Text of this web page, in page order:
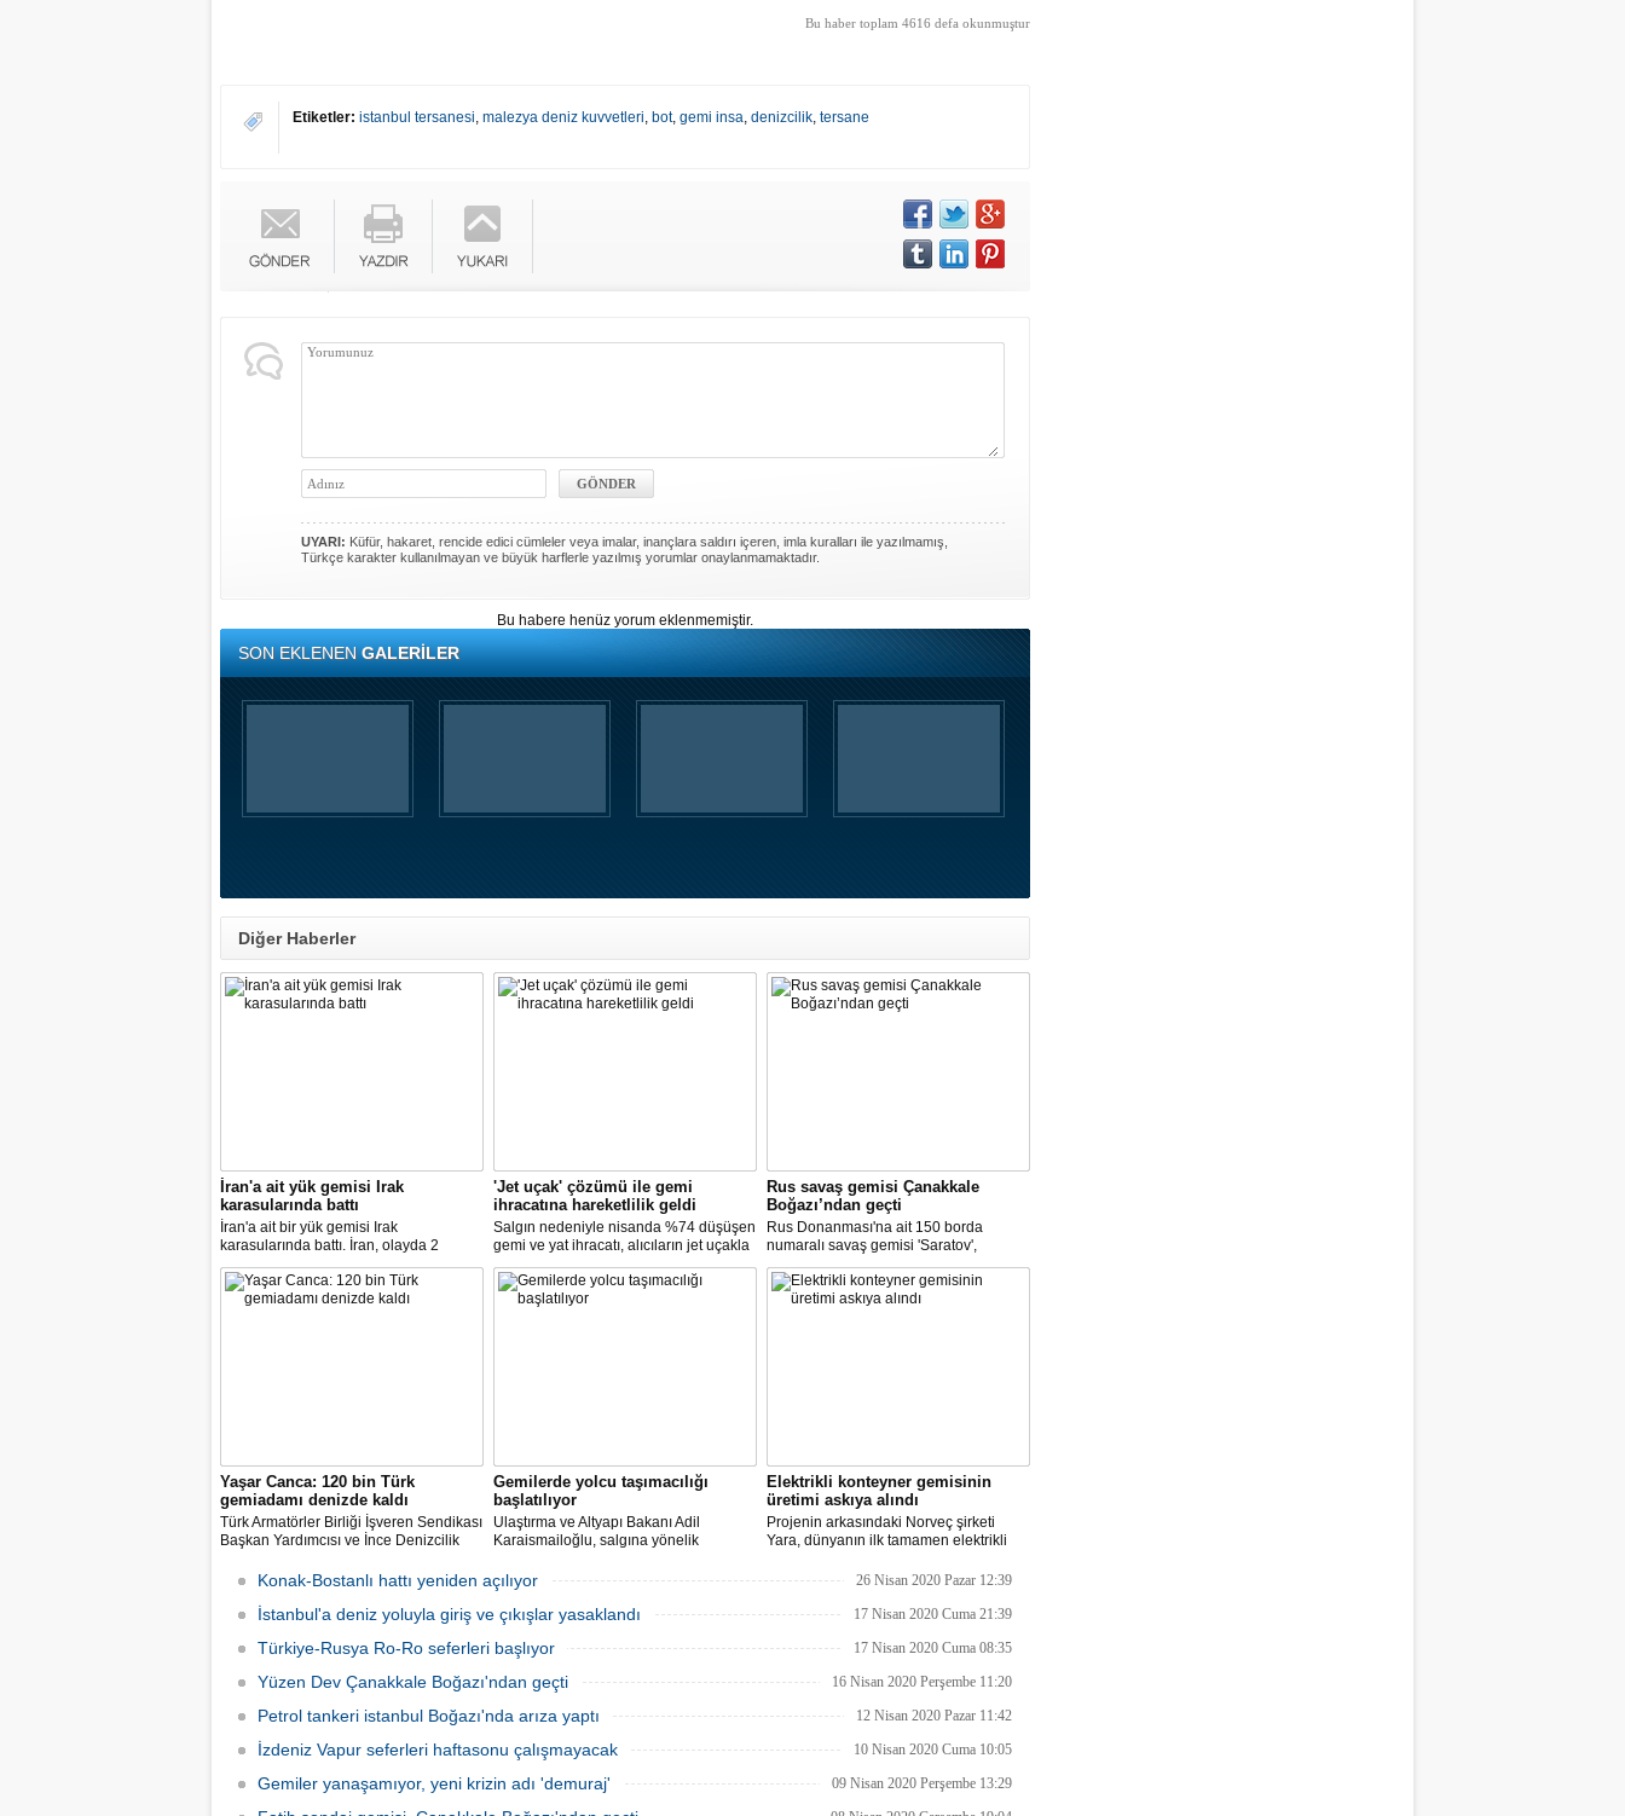
Bu haber toplam 4616 defa okunmuştur
Etiketler: istanbul tersanesi, malezya deniz kuvvetleri, bot, gemi insa, denizcilik, tersane
UYARI: Küfür, hakaret, rencide edici cümleler veya imalar, inançlara saldırı içeren, imla kuralları ile yazılmamış,
Türkçe karakter kullanılmayan ve büyük harflerle yazılmış yorumlar onaylanmamaktadır.
Bu habere henüz yorum eklenmemiştir.
SON EKLENENGALERİLER
Diğer Haberler
İran'a ait yük gemisi Irak
karasularında battı
İran'a ait bir yük gemisi Irak
karasularında battı. İran, olayda 2
kişinin hayatını kaybettiğini açıkladı.
'Jet uçak' çözümü ile gemi
ihracatına hareketlilik geldi
Salgın nedeniyle nisanda %74 düşüşen
gemi ve yat ihracatı, alıcıların jet uçakla
Türkiye'ye getirilmesi ile mayısta yüzde
7.8 arttı. Gemi inşa, geçen ay ihracatını
artıran iki sektörden biri oldu.
Rus savaş gemisi Çanakkale
Boğazı’ndan geçti
Rus Donanması'na ait 150 borda
numaralı savaş gemisi 'Saratov',
Çanakkale Boğazından geçti.
Yaşar Canca: 120 bin Türk
gemiadamı denizde kaldı
Türk Armatörler Birliği İşveren Sendikası
Başkan Yardımcısı ve İnce Denizcilik
Canca, pandemi nedeniyle dünya
denizlerinde mahsur kalan 120 bin Türk
denizcisinin ülkeye dönmek için
Gemilerde yolcu taşımacılığı
başlatılıyor
Ulaştırma ve Altyapı Bakanı Adil
Karaismailoğlu, salgına yönelik
sonucu normalleşme sürecinin hayata
geçirildiğini ve turistik amaçlı gemiler ve
gezinti gemilerinde yolcu taşımacılığını
Elektrikli konteyner gemisinin
üretimi askıya alındı
Projenin arkasındaki Norveç şirketi
Yara, dünyanın ilk tamamen elektrikli
Birkeland’i, koronavirüs salgını ve
kaldırmayı planlıyor.
Konak-Bostanlı hattı yeniden açılıyor 26 Nisan 2020 Pazar 12:39
İstanbul'a deniz yoluyla giriş ve çıkışlar yasaklandı 17 Nisan 2020 Cuma 21:39
Türkiye-Rusya Ro-Ro seferleri başlıyor 17 Nisan 2020 Cuma 08:35
Yüzen Dev Çanakkale Boğazı'ndan geçti 16 Nisan 2020 Perşembe 11:20
Petrol tankeri istanbul Boğazı'nda arıza yaptı 12 Nisan 2020 Pazar 11:42
İzdeniz Vapur seferleri haftasonu çalışmayacak 10 Nisan 2020 Cuma 10:05
Gemiler yanaşamıyor, yeni krizin adı 'demuraj' 09 Nisan 2020 Perşembe 13:29